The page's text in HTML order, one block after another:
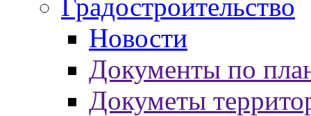
Градостроительство
Новости
Документы по
Докуметы